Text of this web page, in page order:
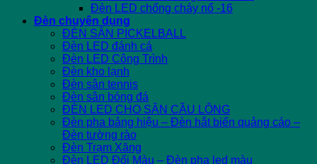
Đèn LED chống cháy nổ -16
Đèn chuyên dụng
ĐÈN SÂN PICKELBALL
Đèn LED đánh cá
Đèn LED Công Trình
Đèn kho lạnh
Đèn sân tennis
Đèn sân bóng đá
ĐÈN LED CHO SÂN CẦU LÔNG
Đèn pha bảng hiệu – Đèn hắt biển quảng cáo –
Đèn tường rào
Đèn Trạm Xăng
Đèn LED Đổi Màu – Đèn pha led màu